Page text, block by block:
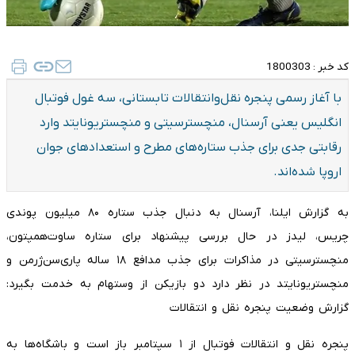
کد خبر : 1800303
با آغاز رسمی پنجره نقل‌وانتقالات تابستانی، سه غول فوتبال
انگلیس یعنی آرسنال، منچسترسیتی و منچستریونایتد وارد
رقابتی جدی برای جذب ستاره‌های مطرح و استعدادهای جوان
اروپا شده‌اند.
به گزارش ایلنا، آرسنال به دنبال جذب ستاره ۸۰ میلیون پوندی
چریس، لیدز در حال بررسی پیشنهاد برای ستاره ساوت‌همپتون،
منچسترسیتی در مذاکرات برای جذب مدافع ۱۸ ساله پاری‌سن‌ژرمن و
منچستریونایتد در نظر دارد دو بازیکن از وستهام به خدمت بگیرد:
گزارش وضعیت پنجره نقل و انتقالات
پنجره نقل و انتقالات فوتبال از ۱ سپتامبر باز است و باشگاه‌ها به